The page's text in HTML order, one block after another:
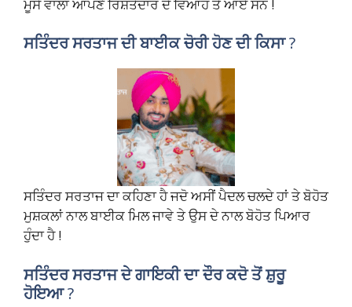
ਮੂਸੇ ਵਾਲਾ ਆਪਣੇ ਰਿਸ਼ਤੇਦਾਰ ਦੇ ਵਿਆਹ ਤੇ ਆਏ ਸਨ !
ਸਤਿੰਦਰ ਸਰਤਾਜ ਦੀ ਬਾਈਕ ਚੋਰੀ ਹੋਣ ਦੀ ਕਿਸਾ?
ਸਤਿੰਦਰ ਸਰਤਾਜ ਦਾ ਕਹਿਣਾ ਹੈ ਜਦੋ ਅਸੀਂ ਪੈਦਲ ਚਲਦੇ ਹਾਂ ਤੇ ਬੋਹੋਤ
ਮੁਸ਼ਕਲਾਂ ਨਾਲ ਬਾਈਕ ਮਿਲ ਜਾਵੇ ਤੇ ਉਸ ਦੇ ਨਾਲ ਬੋਹੋਤ ਪਿਆਰ
ਹੁੰਦਾ ਹੈ !
ਸਤਿੰਦਰ ਸਰਤਾਜ ਦੇ ਗਾਇਕੀ ਦਾ ਦੌਰ ਕਦੋ ਤੋਂ ਸ਼ੁਰੂ
ਹੋਇਆ?